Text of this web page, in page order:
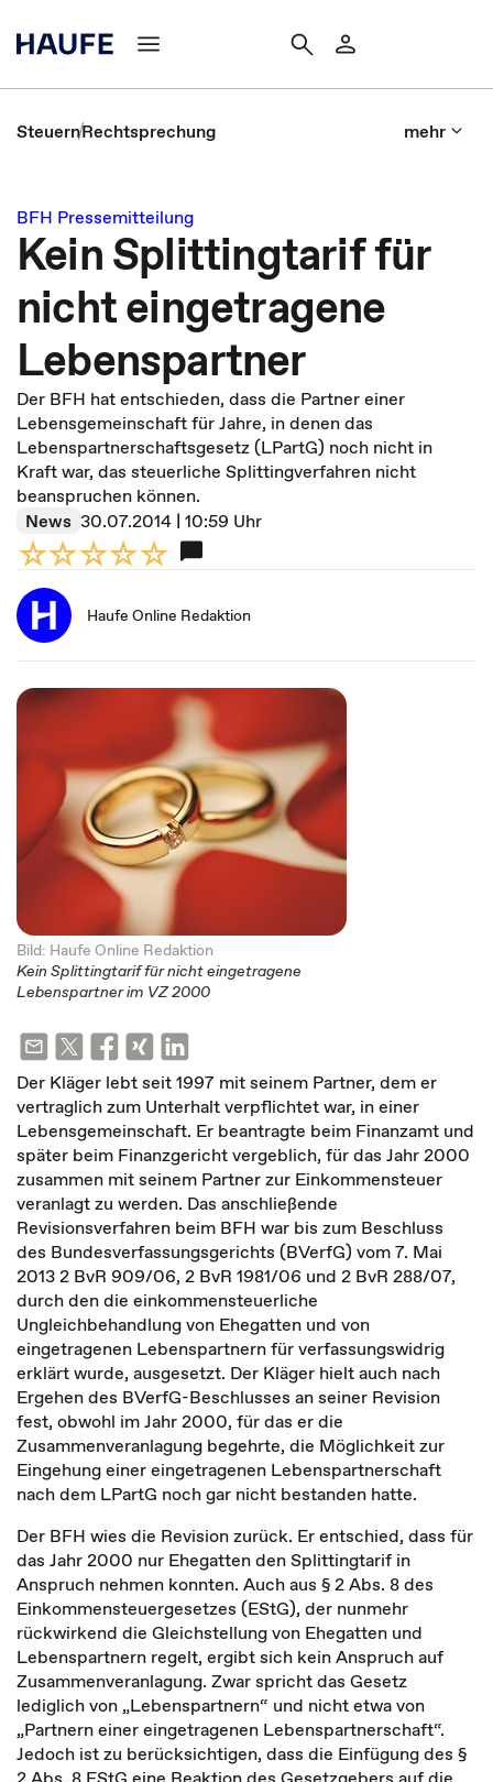
SteuernRechtsprechung mehr
BFH Pressemitteilung
Kein Splittingtarif für
nicht eingetragene
Lebenspartner
Der BFH hat entschieden, dass die Partner einer
Lebensgemeinschaft für Jahre, in denen das
Lebenspartnerschaftsgesetz (LPartG) noch nicht in
Kraft war, das steuerliche Splittingverfahren nicht
beanspruchen können.
News 30.07.2014 | 10:59 Uhr
Haufe Online Redaktion
Bild: Haufe Online Redaktion
Kein Splittingtarif für nicht eingetragene
Lebenspartner im VZ 2000
Der Kläger lebt seit 1997 mit seinem Partner, dem er
vertraglich zum Unterhalt verpflichtet war, in einer
Lebensgemeinschaft. Er beantragte beim Finanzamt und
später beim Finanzgericht vergeblich, für das Jahr 2000
zusammen mit seinem Partner zur Einkommensteuer
veranlagt zu werden. Das anschließende
Revisionsverfahren beim BFH war bis zum Beschluss
des Bundesverfassungsgerichts (BVerfG) vom 7. Mai
2013 2 BvR 909/06, 2 BvR 1981/06 und 2 BvR 288/07,
durch den die einkommensteuerliche
Ungleichbehandlung von Ehegatten und von
eingetragenen Lebenspartnern für verfassungswidrig
erklärt wurde, ausgesetzt. Der Kläger hielt auch nach
Ergehen des BVerfG-Beschlusses an seiner Revision
fest, obwohl im Jahr 2000, für das er die
Zusammenveranlagung begehrte, die Möglichkeit zur
Eingehung einer eingetragenen Lebenspartnerschaft
nach dem LPartG noch gar nicht bestanden hatte.
Der BFH wies die Revision zurück. Er entschied, dass für
das Jahr 2000 nur Ehegatten den Splittingtarif in
Anspruch nehmen konnten. Auch aus § 2 Abs. 8 des
Einkommensteuergesetzes (EStG), der nunmehr
rückwirkend die Gleichstellung von Ehegatten und
Lebenspartnern regelt, ergibt sich kein Anspruch auf
Zusammenveranlagung. Zwar spricht das Gesetz
lediglich von „Lebenspartnern“ und nicht etwa von
„Partnern einer eingetragenen Lebenspartnerschaft“.
Jedoch ist zu berücksichtigen, dass die Einfügung des §